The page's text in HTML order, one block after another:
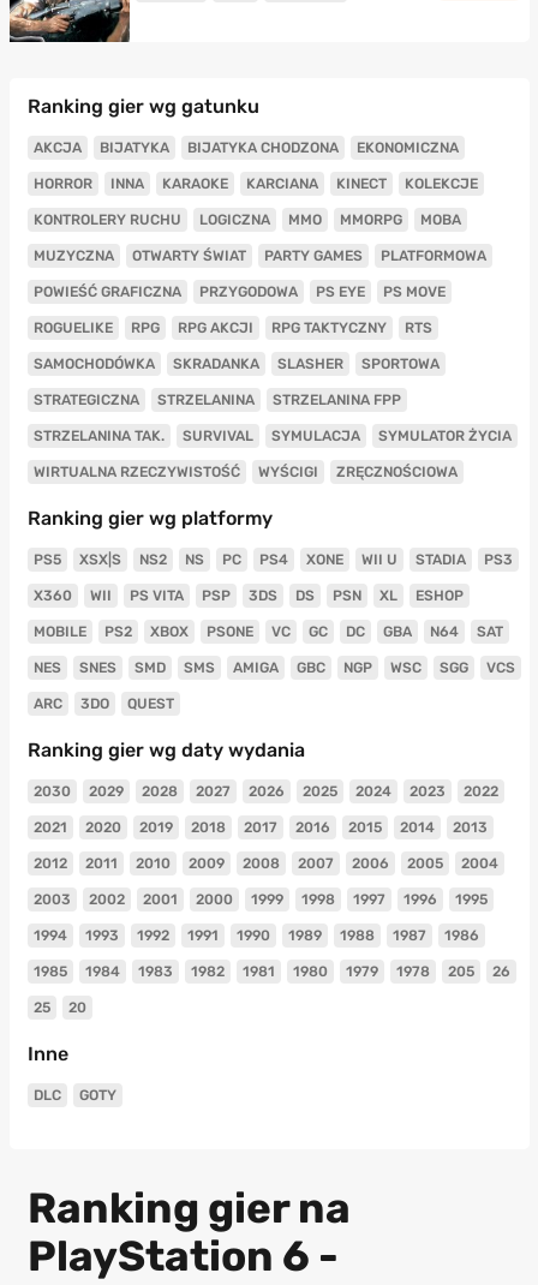
Ranking gier wg gatunku
AKCJA BIJATYKA BIJATYKA CHODZONA EKONOMICZNA
HORROR INNA KARAOKE KARCIANA KINECT KOLEKCJE
KONTROLERY RUCHU LOGICZNA MMO MMORPG MOBA
MUZYCZNA OTWARTY ŚWIAT PARTY GAMES PLATFORMOWA
POWIEŚĆ GRAFICZNA PRZYGODOWA PS EYE PS MOVE
ROGUELIKE RPG RPG AKCJI RPG TAKTYCZNY RTS
SAMOCHODÓWKA SKRADANKA SLASHER SPORTOWA
STRATEGICZNA STRZELANINA STRZELANINA FPP
STRZELANINA TAK. SURVIVAL SYMULACJA SYMULATOR ŻYCIA
WIRTUALNA RZECZYWISTOŚĆ WYŚCIGI ZRĘCZNOŚCIOWA
Ranking gier wg platformy
PS5 XSX|S NS2 NS PC PS4 XONE WII U STADIA PS3
X360 WII PS VITA PSP 3DS DS PSN XL ESHOP
MOBILE PS2 XBOX PSONE VC GC DC GBA N64 SAT
NES SNES SMD SMS AMIGA GBC NGP WSC SGG VCS
ARC 3DO QUEST
Ranking gier wg daty wydania
2030 2029 2028 2027 2026 2025 2024 2023 2022
2021 2020 2019 2018 2017 2016 2015 2014 2013
2012 2011 2010 2009 2008 2007 2006 2005 2004
2003 2002 2001 2000 1999 1998 1997 1996 1995
1994 1993 1992 1991 1990 1989 1988 1987 1986
1985 1984 1983 1982 1981 1980 1979 1978 205 26
25 20
Inne
DLC GOTY
Ranking gier na
PlayStation 6 -